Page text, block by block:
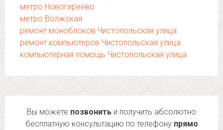
метро Новогиреево
метро Волжская
ремонт моноблоков Чистопольская улица
ремонт компьютеров Чистопольская улица
компьютерная помощь Чистопольская улица
Вы можете позвонить и получить абсолютно
бесплатную консультацию по телефону прямо